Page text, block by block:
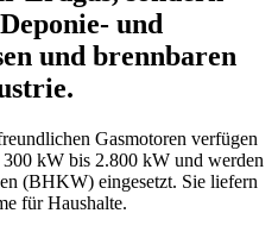
und
und brennbaren
Gasmotoren verfügen
kW bis 2.800 kW und werden
(BHKW) eingesetzt. Sie liefern
für Haushalte.